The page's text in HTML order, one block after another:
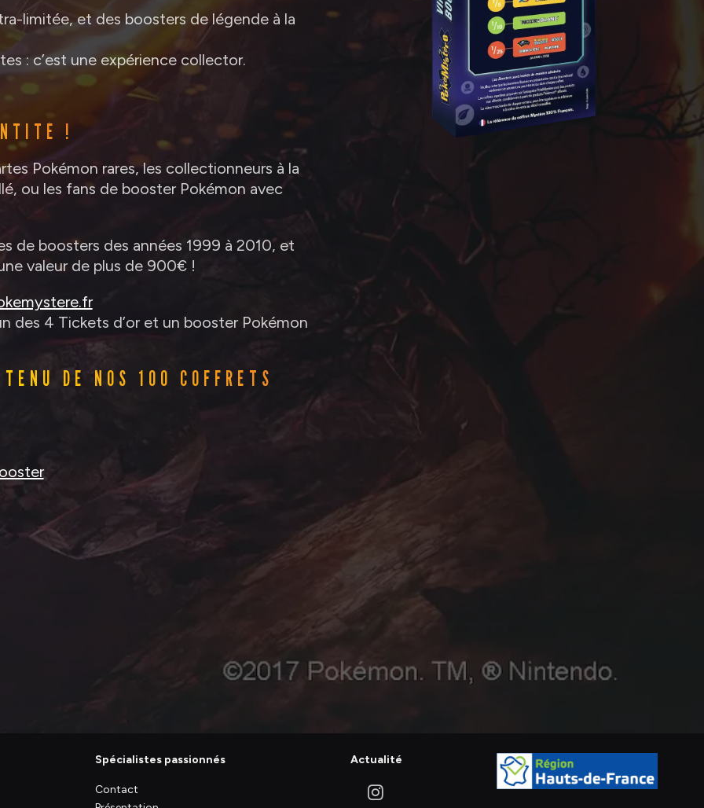
limitée, et des boosters de légende à la
: c’est une expérience collector.
!
Pokémon rares, les collectionneurs à la
ou les fans de booster Pokémon avec
de boosters des années 1999 à 2010, et
valeur de plus de 900€ !
des 4 Tickets d’or et un booster Pokémon
DE NOS 100 COFFRETS
Spécialistes passionnés
Contact
Actualité